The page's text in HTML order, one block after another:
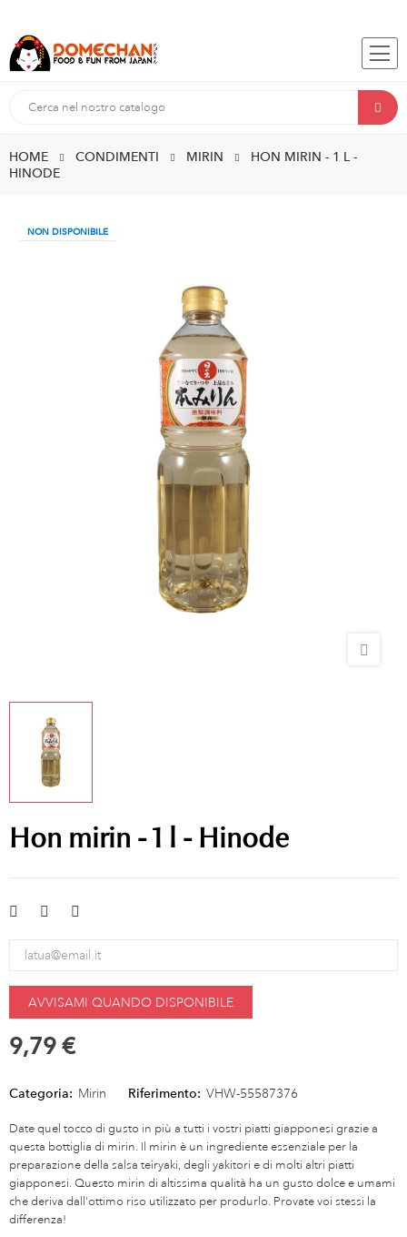
HOME CONDIMENTI MIRIN
HON MIRIN - 1 L -
HINODE
NON DISPONIBILE
Hon mirin - 1 l - Hinode
AVVISAMI QUANDO DISPONIBILE
9,79 €
Categoria: Mirin Riferimento: VHW-55587376
Date quel tocco di gusto in più a tutti i vostri piatti giapponesi grazie a
questa bottiglia di mirin. Il mirin è un ingrediente essenziale per la
preparazione della salsa teiryaki, degli yakitori e di molti altri piatti
giapponesi. Questo mirin di altissima qualità ha un gusto dolce e umami
che deriva dall'ottimo riso utilizzato per produrlo. Provate voi stessi la
differenza!